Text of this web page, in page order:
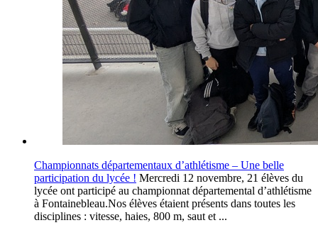
Championnats départementaux d’athlétisme – Une belle
participation du lycée ! Mercredi 12 novembre, 21 élèves du
lycée ont participé au championnat départemental d’athlétisme
à Fontainebleau.Nos élèves étaient présents dans toutes les
disciplines : vitesse, haies, 800 m, saut et ...